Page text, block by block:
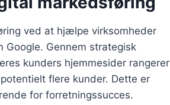
ved at hjælpe virksomheder
Google. Gennem strategisk
kunders hjemmesider rangerer
flere kunder. Dette er
for forretningssucces.